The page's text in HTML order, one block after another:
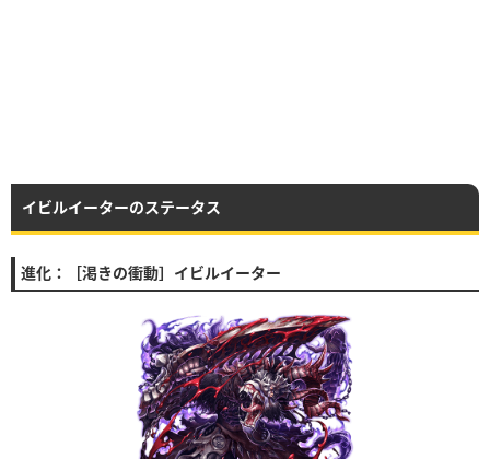
イビルイーターのステータス
進化：［渇きの衝動］イビルイーター